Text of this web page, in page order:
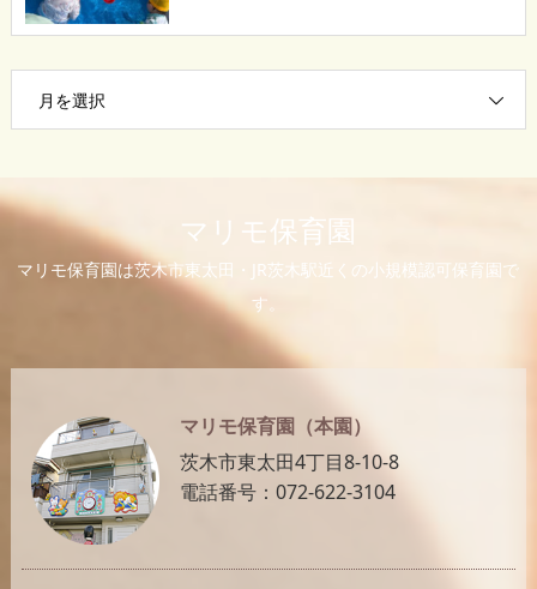
月を選択
マリモ保育園
マリモ保育園は茨木市東太田・JR茨木駅近くの小規模認可保育園で
す。
マリモ保育園（本園）
茨木市東太田4丁目8-10-8
電話番号：072-622-3104